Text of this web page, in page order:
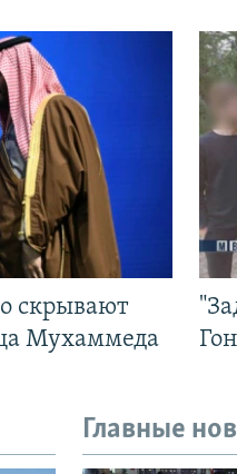
скрывают
Мухаммеда
Главные